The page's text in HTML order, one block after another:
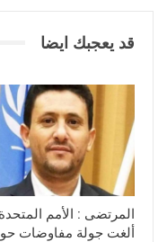
قد يعجبك ايضا
المرتضى : الأمم المتحدة
ألغت جولة مفاوضات